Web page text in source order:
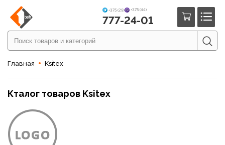
+375 (29) +375 (44)
777-24-01
Главная Ksitex
Кталог товаров Ksitex